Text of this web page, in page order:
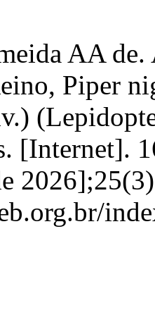
AA de.
Piper
[Internet].